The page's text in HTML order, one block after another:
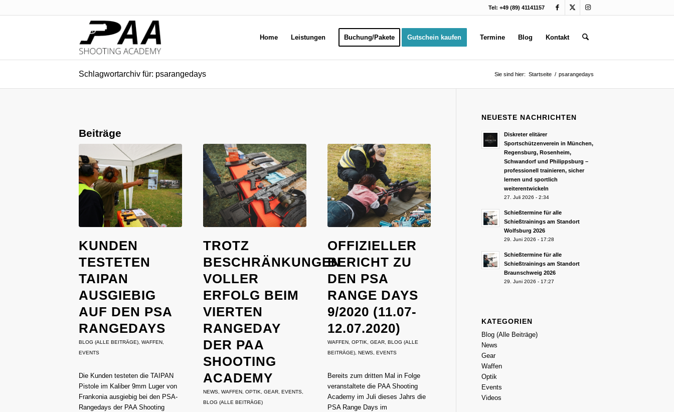
Tel: +49 (89) 41141157
Home Leistungen Buchung/Pakete Gutschein kaufen Termine Blog Kontakt
Schlagwortarchiv für: psarangedays Sie sind hier: Startseite / psarangedays
Beiträge
KUNDEN
TESTETEN
TAIPAN
AUSGIEBIG
AUF DEN PSA
RANGEDAYS
BLOG (ALLE BEITRÄGE), WAFFEN,
EVENTS
Die Kunden testeten die TAIPAN
Pistole im Kaliber 9mm Luger von
Frankonia ausgiebig bei den PSA-
Rangedays der PAA Shooting
TROTZ
BESCHRÄNKUNGEN
VOLLER
ERFOLG BEIM
VIERTEN
RANGEDAY
DER PAA
SHOOTING
ACADEMY
NEWS, WAFFEN, OPTIK, GEAR, EVENTS,
BLOG (ALLE BEITRÄGE)
OFFIZIELLER
BERICHT ZU
DEN PSA
RANGE DAYS
9/2020 (11.07-
12.07.2020)
WAFFEN, OPTIK, GEAR, BLOG (ALLE
BEITRÄGE), NEWS, EVENTS
Bereits zum dritten Mal in Folge
veranstaltete die PAA Shooting
Academy im Juli dieses Jahrs die
PSA Range Days im
NEUESTE NACHRICHTEN
Diskreter elitärer
Sportschützenverein in München,
Regensburg, Rosenheim,
Schwandorf und Philippsburg –
professionell trainieren, sicher
lernen und sportlich
weiterentwickeln
27. Juli 2026 - 2:34
Schießtermine für alle
Schießtrainings am Standort
Wolfsburg 2026
29. Juni 2026 - 17:28
Schießtermine für alle
Schießtrainings am Standort
Braunschweig 2026
29. Juni 2026 - 17:27
KATEGORIEN
Blog (Alle Beiträge)
News
Gear
Waffen
Optik
Events
Videos